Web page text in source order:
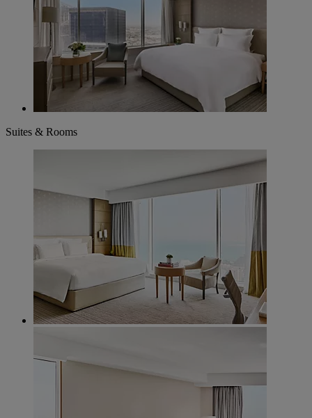
Suites & Rooms